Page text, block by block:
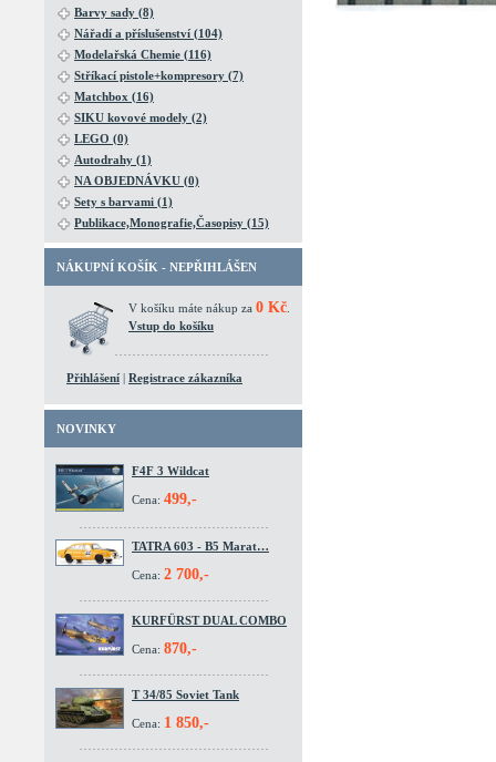
Barvy sady (8)
Nářadí a příslušenství (104)
Modelařská Chemie (116)
Stříkací pistole+kompresory (7)
Matchbox (16)
SIKU kovové modely (2)
LEGO (0)
Autodrahy (1)
NA OBJEDNÁVKU (0)
Sety s barvami (1)
Publikace,Monografie,Časopisy (15)
NÁKUPNÍ KOŠÍK - NEPŘIHLÁŠEN
V košíku máte nákup za 0 Kč
Vstup do košíku
Přihlášení | Registrace zákazníka
NOVINKY
F4F 3 Wildcat
Cena: 499,-
TATRA 603 - B5 Marat…
Cena: 2 700,-
KURFÜRST DUAL COMBO
Cena: 870,-
T 34/85 Soviet Tank
Cena: 1 850,-